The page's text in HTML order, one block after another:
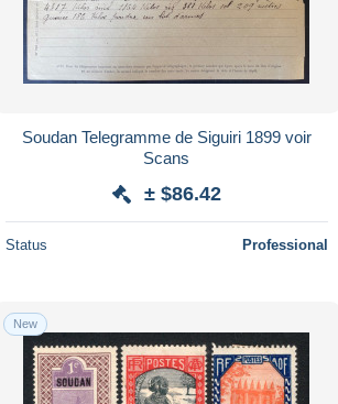
Soudan Telegramme de Siguiri 1899 voir
Scans
± $86.42
Status Professional
New